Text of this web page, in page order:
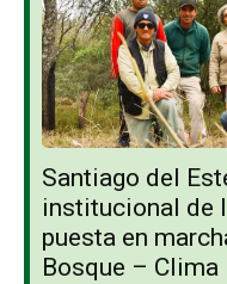
Santiago del
institucional de
puesta en
Bosque – Clima